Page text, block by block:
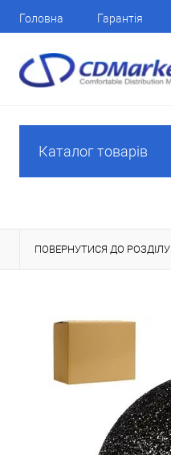
Головна Гарантія
Каталог товарів
ПОВЕРНУТИСЯ ДО РОЗДІЛУ